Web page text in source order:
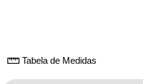
Tabela de Medidas